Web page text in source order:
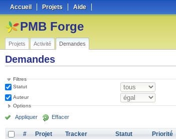
Accueil Projets Aide
PMB Forge
Projets Activité Demandes
Demandes
Filtres
Statut
Auteur
Options
Appliquer Effacer
# Projet Tracker Statut Priorité